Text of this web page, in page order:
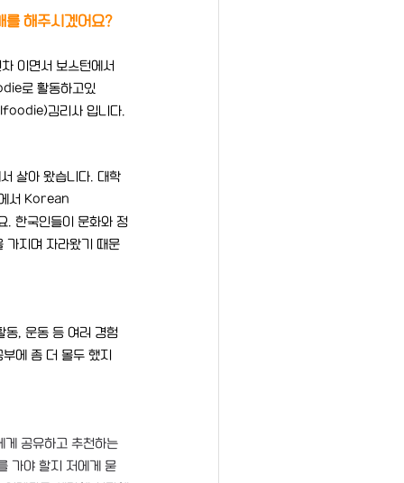
를 해주시겠어요?
이면서 보스턴에서
로 활동하고있
김리사 입니다.
살아 왔습니다. 대학
서 Korean
. 한국인들이 문화와 정
가지며 자라왔기 때문
동, 운동 등 여러 경험
에 좀 더 몰두 했지
게 공유하고 추천하는
가야 할지 저에게 묻